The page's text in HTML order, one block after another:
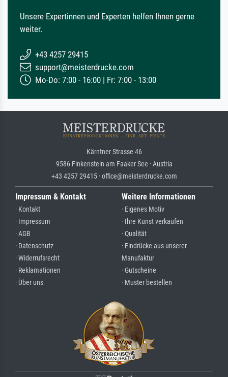
Unsere Expertinnen und Experten helfen Ihnen gerne
weiter.
+43 4257 29415
support@meisterdrucke.com
Mo-Do: 7:00 - 16:00 | Fr: 7:00 - 13:00
Kärntner Strasse 46
9586 Finkenstein am Faaker See · Austria
+43 4257 29415 · office@meisterdrucke.com
Impressum & Kontakt
· Kontakt
· Impressum
· AGB
· Datenschutz
· Widerrufsrecht
· Reklamationen
· Über uns
Weitere Informationen
· Eigenes Motiv
· Ihre Kunst verkaufen
· Qualität
· Eindrücke aus unserer
Manufaktur
· Gutscheine
· Muster bestellen